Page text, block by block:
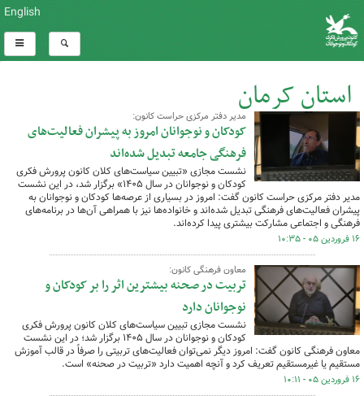
English
استان کرمان
کل اخبار:1110
مدیر دفتر مرکزی حراست کانون:
کودکان و نوجوانان امروز به پیشران فعالیت‌های
فرهنگی جامعه تبدیل شده‌اند
نشست مجازی «تبیین سیاست‌های کلان کانون پرورش فکری
کودکان و نوجوانان در سال ۱۴۰۵» برگزار شد، در این نشست
مدیر دفتر مرکزی حراست کانون گفت: امروز در بسیاری از عرصه‌ها کودکان و نوجوانان به
پیشران فعالیت‌های فرهنگی تبدیل شده‌اند و خانواده‌ها نیز با همراهی آن‌ها در برنامه‌های
فرهنگی و اجتماعی مشارکت بیشتری پیدا کرده‌اند.
۱۶ فروردین ۰۵ - ۱۰:۳۵
معاون فرهنگی کانون:
تربیت در صحنه بیشترین اثر را بر کودکان و
نوجوانان دارد
نشست مجازی تبیین سیاست‌های کلان کانون پرورش فکری
کودکان و نوجوانان در سال ۱۴۰۵ برگزار شد؛ در این نشست
معاون فرهنگی کانون گفت: امروز دیگر نمی‌توان فعالیت‌های تربیتی را صرفاً در قالب آموزش
مستقیم یا غیرمستقیم تعریف کرد و آنچه اهمیت دارد «تربیت در صحنه» است.
۱۶ فروردین ۰۵ - ۱۰:۱۱